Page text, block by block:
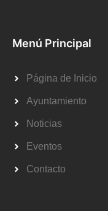
Menú Principal
Página de Inicio
Ayuntamiento
Noticias
Eventos
Contacto